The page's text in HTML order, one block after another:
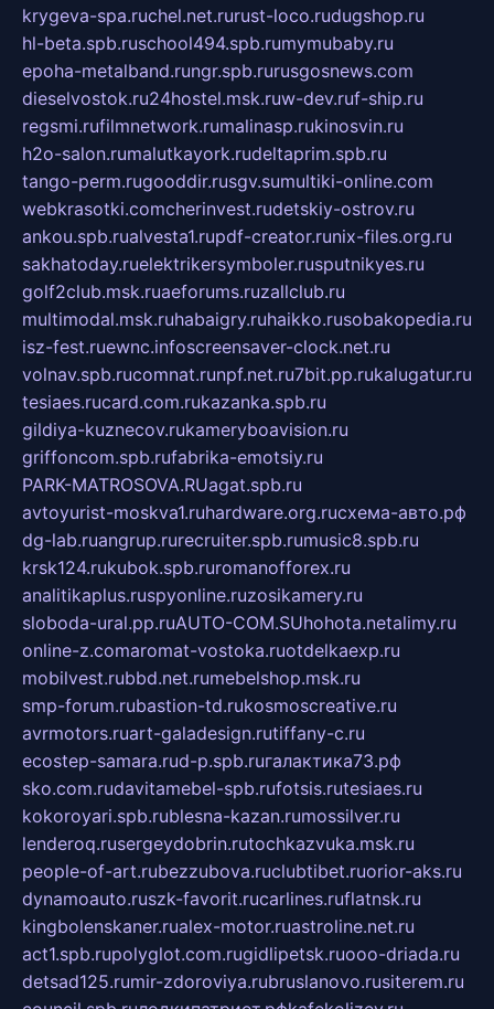
krygeva-spa.ruchel.net.rurust-loco.rudugshop.ru
hl-beta.spb.ruschool494.spb.rumymubaby.ru
epoha-metalband.rungr.spb.rurusgosnews.com
dieselvostok.ru24hostel.msk.ruw-dev.ruf-ship.ru
regsmi.rufilmnetwork.rumalinasp.rukinosvin.ru
h2o-salon.rumalutkayork.rudeltaprim.spb.ru
tango-perm.rugooddir.rusgv.sumultiki-online.com
webkrasotki.comcherinvest.rudetskiy-ostrov.ru
ankou.spb.rualvesta1.rupdf-creator.runix-files.org.ru
sakhatoday.ruelektrikersymboler.rusputnikyes.ru
golf2club.msk.ruaeforums.ruzallclub.ru
multimodal.msk.ruhabaigry.ruhaikko.rusobakopedia.ru
isz-fest.ruewnc.infoscreensaver-clock.net.ru
volnav.spb.rucomnat.runpf.net.ru7bit.pp.rukalugatur.ru
tesiaes.rucard.com.rukazanka.spb.ru
gildiya-kuznecov.rukameryboavision.ru
griffoncom.spb.rufabrika-emotsiy.ru
PARK-MATROSOVA.RUagat.spb.ru
avtoyurist-moskva1.ruhardware.org.ruсхема-авто.рф
dg-lab.ruangrup.rurecruiter.spb.rumusic8.spb.ru
krsk124.rukubok.spb.ruromanofforex.ru
analitikaplus.ruspyonline.ruzosikamery.ru
sloboda-ural.pp.ruAUTO-COM.SUhohota.netalimy.ru
online-z.comaromat-vostoka.ruotdelkaexp.ru
mobilvest.rubbd.net.rumebelshop.msk.ru
smp-forum.rubastion-td.rukosmoscreative.ru
avrmotors.ruart-galadesign.rutiffany-c.ru
ecostep-samara.rud-p.spb.ruгалактика73.рф
sko.com.rudavitamebel-spb.rufotsis.rutesiaes.ru
kokoroyari.spb.rublesna-kazan.rumossilver.ru
lenderoq.rusergeydobrin.rutochkazvuka.msk.ru
people-of-art.rubezzubova.ruclubtibet.ruorior-aks.ru
dynamoauto.ruszk-favorit.rucarlines.ruflatnsk.ru
kingbolenskaner.rualex-motor.ruastroline.net.ru
act1.spb.rupolyglot.com.rugidlipetsk.ruooo-driada.ru
detsad125.rumir-zdoroviya.rubruslanovo.rusiterem.ru